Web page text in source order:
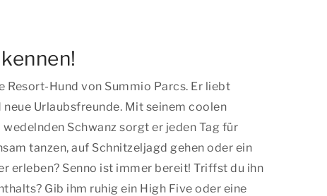
Resort-Hund von Summio Parcs. Er liebt
neue Urlaubsfreunde. Mit seinem coolen
wedelnden Schwanz sorgt er jeden Tag für
tanzen, auf Schnitzeljagd gehen oder ein
erleben? Senno ist immer bereit! Triffst du ihn
Gib ihm ruhig ein High Five oder eine